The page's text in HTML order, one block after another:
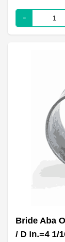
Bride Aba
/ D in.=4 1/